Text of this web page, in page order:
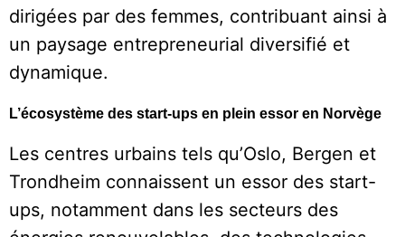
dirigées par des femmes, contribuant ainsi à
un paysage entrepreneurial diversifié et
dynamique.
L’écosystème des start-ups en plein essor en Norvège
Les centres urbains tels qu’Oslo, Bergen et
Trondheim connaissent un essor des start-
ups, notamment dans les secteurs des